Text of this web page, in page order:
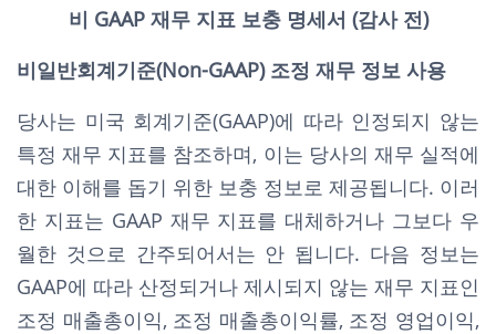
비 GAAP 재무 지표 보충 명세서 (감사 전)
비일반회계기준(Non-GAAP) 조정 재무 정보 사용
당사는 미국 회계기준(GAAP)에 따라 인정되지 않는
특정 재무 지표를 참조하며, 이는 당사의 재무 실적에
대한 이해를 돕기 위한 보충 정보로 제공됩니다. 이러
한 지표는 GAAP 재무 지표를 대체하거나 그보다 우
월한 것으로 간주되어서는 안 됩니다. 다음 정보는
GAAP에 따라 산정되거나 제시되지 않는 재무 지표인
조정 매출총이익, 조정 매출총이익률, 조정 영업이익,